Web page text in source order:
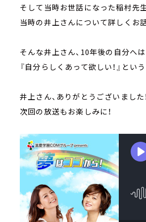
そして当時お世話になった稲村先
当時の井上さんについて詳しくお
そんな井上さん、10年後の自分へは
『自分らしくあって欲しい！』とい
井上さん、ありがとうございました
次回の放送もお楽しみに！